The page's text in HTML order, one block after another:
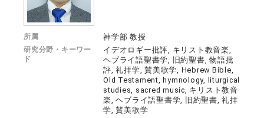
所属 神学部 教授
研究分野・キーワー
ド
イデオロギー批評, キリスト教音楽,
ヘブライ語聖書学, 旧約聖書, 物語批
評, 礼拝学, 賛美歌学, Hebrew Bible,
Old Testament, hymnology, liturgical
studies, sacred music, キリスト教音
楽, ヘブライ語聖書学, 旧約聖書, 礼拝
学, 賛美歌学